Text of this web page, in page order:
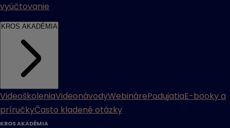
vyúčtovanie
KROS AKADÉMIA
VideoškoleniaVideonávodyWebinárePodujatiaE-booky a
príručkyČasto kladené otázky
KROS AKADÉMIA